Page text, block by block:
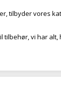
tilbyder vores
vi har